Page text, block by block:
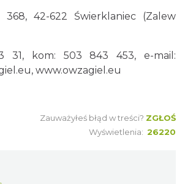
368, 42-622 Świerklaniec (Zalew
31, kom: 503 843 453, e-mail:
www.owzagiel.eu
Zauważyłeś błąd w treści? ZGŁOŚ
Wyświetlenia: 26220